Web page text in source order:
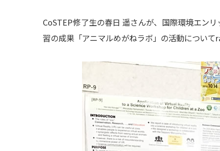
CoSTEP修了生の春日 遥さんが、国際環境エン
習の成果「アニマルめがねラボ」の活動につい